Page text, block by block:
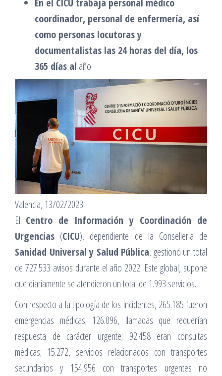
coordinador, personal de enfermería, así
como personas locutoras y
documentalistas las 24 horas del día, los
365 días al año
Valencia, 13/02/2023
El Centro de Información y Coordinación de
Urgencias (CICU), dependiente de la Conselleria de
Sanidad Universal y Salud Pública, gestionó un total
de 727.533 avisos durante el año 2022. Este global, supone
que diariamente se atendieron un total de 1.993 servicios.
Con respecto a la tipología de los incidentes, 265.185 fueron
emergencias médicas; 126.096, llamadas que requerían
respuesta de carácter urgente; 92.458 eran consultas
médicas; 15.272, servicios relacionados con transportes
secundarios y 154.956 con transportes urgentes no